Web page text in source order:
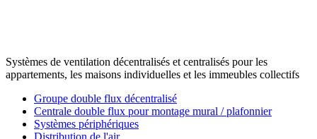
Systèmes de ventilation décentralisés et centralisés pour les
appartements, les maisons individuelles et les immeubles collectifs
Groupe double flux décentralisé
Centrale double flux pour montage mural / plafonnier
Systèmes périphériques